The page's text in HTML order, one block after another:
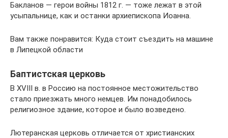
Бакланов — герои войны 1812 г. — тоже лежат в этой
усыпальнице, как и останки архиепископа Иоанна.
Вам также понравится: Куда стоит съездить на машине
в Липецкой области
Баптистская церковь
В XVIII в. в Россию на постоянное местожительство
стало приезжать много немцев. Им понадобилось
религиозное здание, которое и было возведено.
Лютеранская церковь отличается от христианских